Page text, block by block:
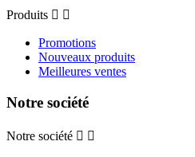
Produits  
Promotions
Nouveaux produits
Meilleures ventes
Notre société
Notre société  